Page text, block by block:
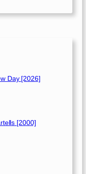
Day [2026]
[2000]